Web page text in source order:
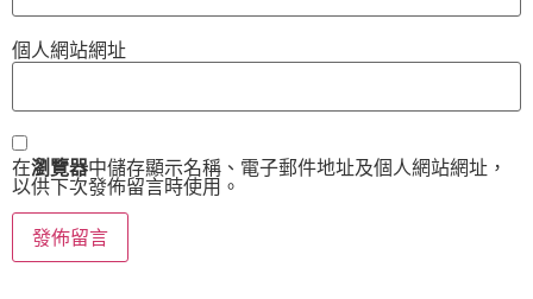
個人網站網址
在瀏覽器中儲存顯示名稱、電子郵件地址及個人網站網址，
以供下次發佈留言時使用。